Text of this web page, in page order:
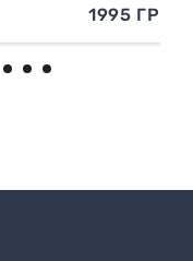
1995 ГРН